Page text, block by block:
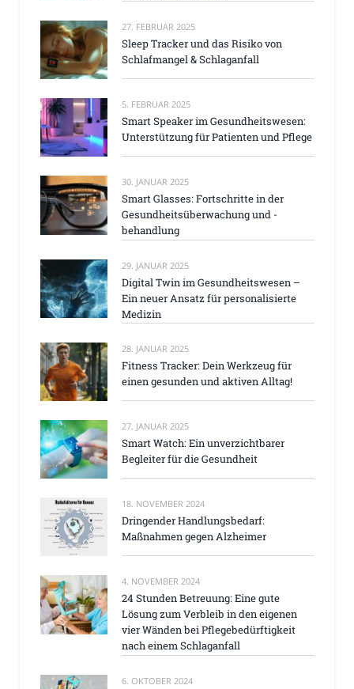
27. FEBRUAR 2025
Sleep Tracker und das Risiko von
Schlafmangel & Schlaganfall
5. FEBRUAR 2025
Smart Speaker im Gesundheitswesen:
Unterstützung für Patienten und Pflege
30. JANUAR 2025
Smart Glasses: Fortschritte in der
Gesundheitsüberwachung und -
behandlung
29. JANUAR 2025
Digital Twin im Gesundheitswesen –
Ein neuer Ansatz für personalisierte
Medizin
28. JANUAR 2025
Fitness Tracker: Dein Werkzeug für
einen gesunden und aktiven Alltag!
27. JANUAR 2025
Smart Watch: Ein unverzichtbarer
Begleiter für die Gesundheit
18. NOVEMBER 2024
Dringender Handlungsbedarf:
Maßnahmen gegen Alzheimer
4. NOVEMBER 2024
24 Stunden Betreuung: Eine gute
Lösung zum Verbleib in den eigenen
vier Wänden bei Pflegebedürftigkeit
nach einem Schlaganfall
6. OKTOBER 2024